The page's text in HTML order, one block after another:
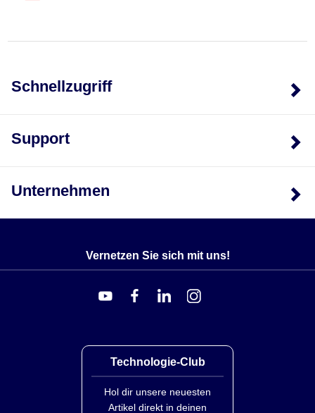
Schnellzugriff
Support
Unternehmen
Vernetzen Sie sich mit uns!
Technologie-Club
Hol dir unsere neuesten
Artikel direkt in deinen